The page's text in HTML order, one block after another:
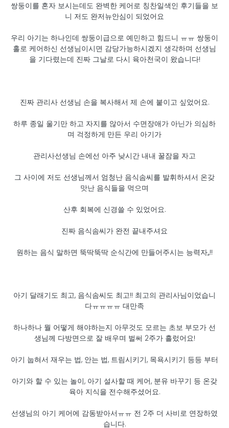
쌍둥이를 혼자 보시는데도 완벽한 케어로 칭찬일색인 후기들을 보
니 저도 완저뉴안심이 되었어요
우리 아기는 하나인데 쌍둥이급으로 예민하고 힘드니 ㅠㅠ 쌍둥이
홀로 케어하신 선생님이시면 감당가능하시겠지 생각하며 선생님
을 기다렸는데 진짜 그날로 다시 육아천국이 왔습니다!
진짜 관리사 선생님 손을 복사해서 제 손에 붙이고 싶었어요.
하루 종일 울기만 하고 자지를 않아서 수면장애가 아닌가 의심하
며 걱정하게 만든 우리 아기가
관리사선생님 손에선 아주 낮시간 내내 꿀잠을 자고
그 사이에 저도 선생님께서 엄청난 음식솜씨를 발휘하셔서 온갖
맛난 음식들을 먹으며
산후 회복에 신경쓸 수 있었어요.
진짜 음식솜씨가 완전 끝내주셔요
원하는 음식 말하면 뚝딱뚝딱 순식간에 만들어주시는 능력자,,!!
아기 달래기도 최고, 음식솜씨도 최고!! 최고의 관리사님이었습니
다ㅠㅠㅠㅠ 대만족
하나하나 뭘 어떻게 해야하는지 아무것도 모르는 초보 부모가 선
생님께 다방면으로 잘 배우며 벌써 2주가 흘렀어요!
아기 눕혀서 재우는 법, 안는 법, 트림시키기, 목욕시키기 등등 부터
아기와 할 수 있는 놀이, 아기 설사할 때 케어, 분유 바꾸기 등 온갖
육아 지식을 전수해주셨어요.
선생님의 아기 케어에 감동받아서ㅠㅠ 전 2주 더 사비로 연장하였
습니다.